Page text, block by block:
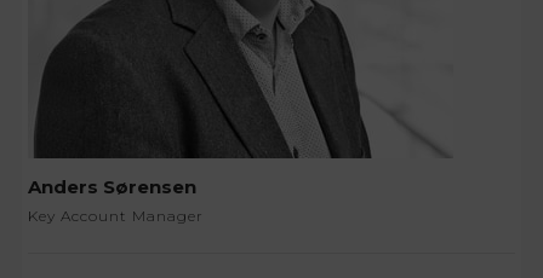
Anders Sørensen
Key Account Manager